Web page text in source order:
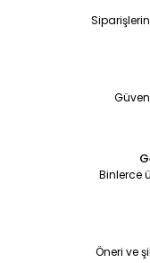
Binlerce
Öneri ve